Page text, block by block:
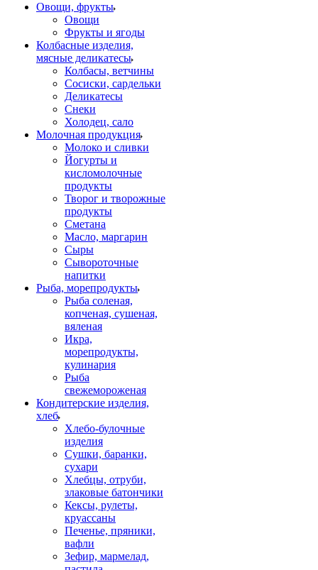
Овощи, фрукты
Овощи
Фрукты и ягоды
Колбасные изделия,
мясные деликатесы
Колбасы, ветчины
Сосиски, сардельки
Деликатесы
Снеки
Холодец, сало
Молочная продукция
Молоко и сливки
Йогурты и
кисломолочные
продукты
Творог и творожные
продукты
Сметана
Масло, маргарин
Сыры
Сывороточные
напитки
Рыба, морепродукты
Рыба соленая,
копченая, сушеная,
вяленая
Икра,
морепродукты,
кулинария
Рыба
свежемороженая
Кондитерские изделия,
хлеб
Хлебо-булочные
изделия
Сушки, баранки,
сухари
Хлебцы, отруби,
злаковые батончики
Кексы, рулеты,
круассаны
Печенье, пряники,
вафли
Зефир, мармелад,